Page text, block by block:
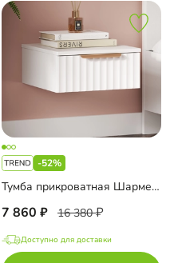
-52%
Тумба прикроватная Шармель-2 подвесная
7 860 16 380
Доступно для доставки